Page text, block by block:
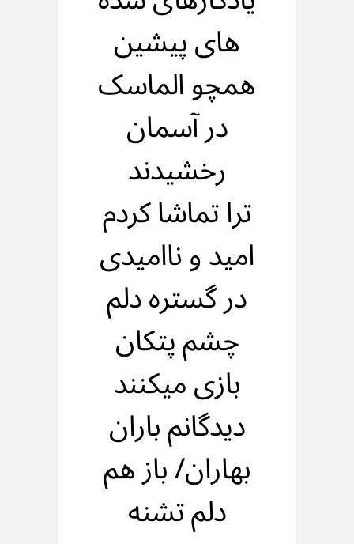
های پیشین
همچو الماسک
در آسمان
رخشیدند
ترا تماشا کردم
امید و ناامیدی
در گستره دلم
چشم پتکان
بازی میکنند
دیدگانم باران
بهاران/ باز هم
دلم تشنه